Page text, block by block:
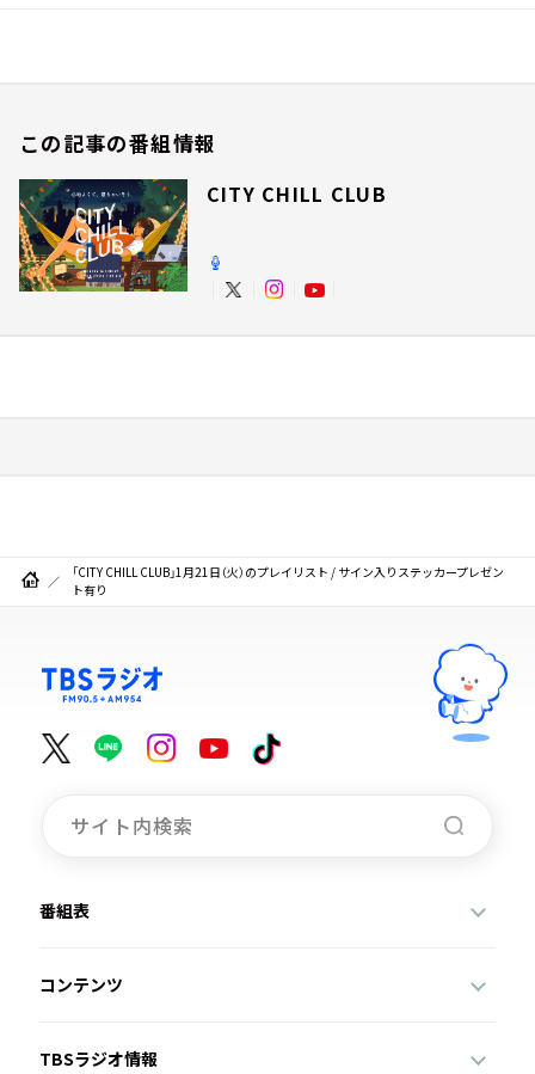
この記事の番組情報
CITY CHILL CLUB
「CITY CHILL CLUB」1月21日（火）のプレイリスト / サイン入りステッカープレゼン
ト有り
番組表
コンテンツ
TBSラジオ情報